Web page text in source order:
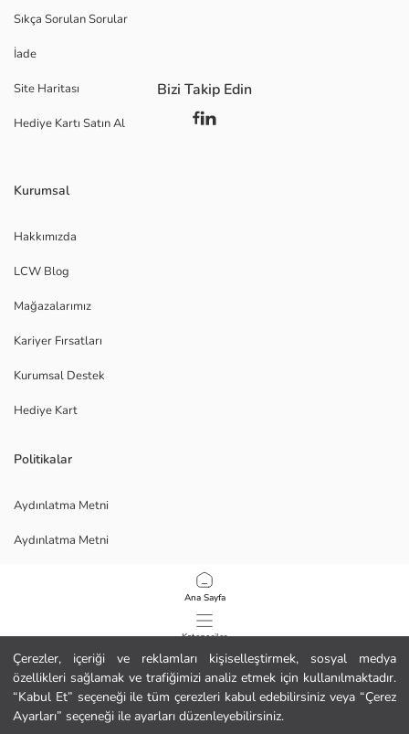
Çerezler, içeriği ve reklamları kişiselleştirmek, sosyal medya
özellikleri sağlamak ve trafiğimizi analiz etmek için kullanılmaktadır.
“Kabul Et” seçeneği ile tüm çerezleri kabul edebilirsiniz veya “Çerez
Ayarları” seçeneği ile ayarları düzenleyebilirsiniz.
Ana Sayfa
Kategoriler
Sepetim
1/
Sıkça Sorulan Sorular
İade
Site Haritası
Hediye Kartı Satın Al
Kurumsal
Hakkımızda
LCW Blog
Mağazalarımız
Kariyer Fırsatları
Kurumsal Destek
Hediye Kart
Politikalar
Aydınlatma Metni
Aydınlatma Metni
Bizi Takip Edin